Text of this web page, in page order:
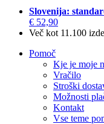
Slovenija:
€ 52,90
Več kot 11.100
Pomoč
Kje je moje
Vračilo
Stroški
Možnosti
Kontakt
Vse teme